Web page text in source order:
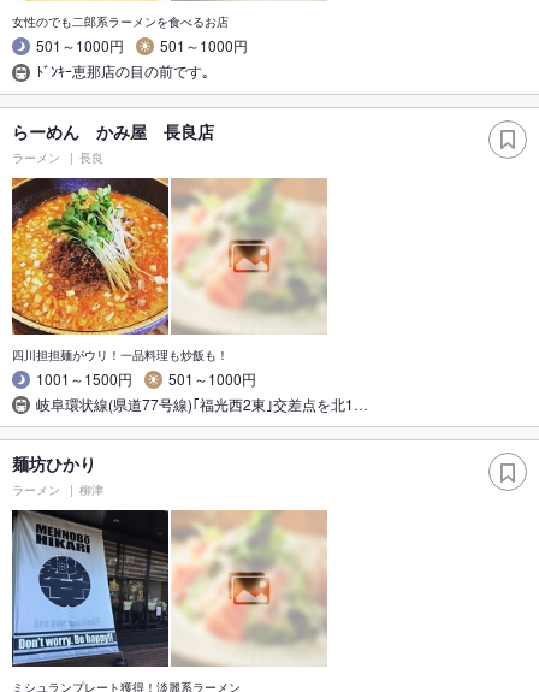
女性のでも二郎系ラーメンを食べるお店
501～1000円
501～1000円
ﾄﾞﾝｷｰ恵那店の目の前です｡
らーめん かみ屋 長良店
ラーメン 長良
四川担担麺がウリ！一品料理も炒飯も！
1001～1500円
501～1000円
岐阜環状線(県道77号線)｢福光西2東｣交差点を北1…
麺坊ひかり
ラーメン 柳津
ミシュランプレート獲得！淡麗系ラーメン